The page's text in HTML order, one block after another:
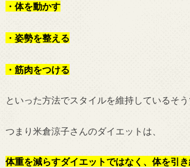
・体を動かす
・姿勢を整える
・筋肉をつける
といった方法でスタイルを維持しているそう
つまり米倉涼子さんのダイエットは、
体重を減らすダイエットではなく、体を引